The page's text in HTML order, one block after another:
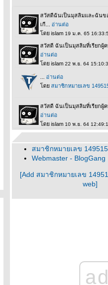
สมาชิกหมายเลข
Webmaster - BlogGang
[Add สมาชิกหมายเลข
web]
ad